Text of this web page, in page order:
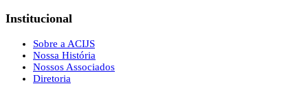
Institucional
Sobre a ACIJS
Nossa História
Nossos Associados
Diretoria